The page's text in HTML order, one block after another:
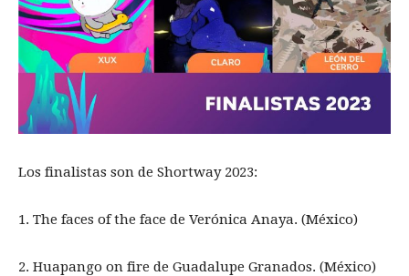
Los finalistas son de Shortway 2023:
1. The faces of the face de Verónica Anaya. (México)
2. Huapango on fire de Guadalupe Granados. (México)